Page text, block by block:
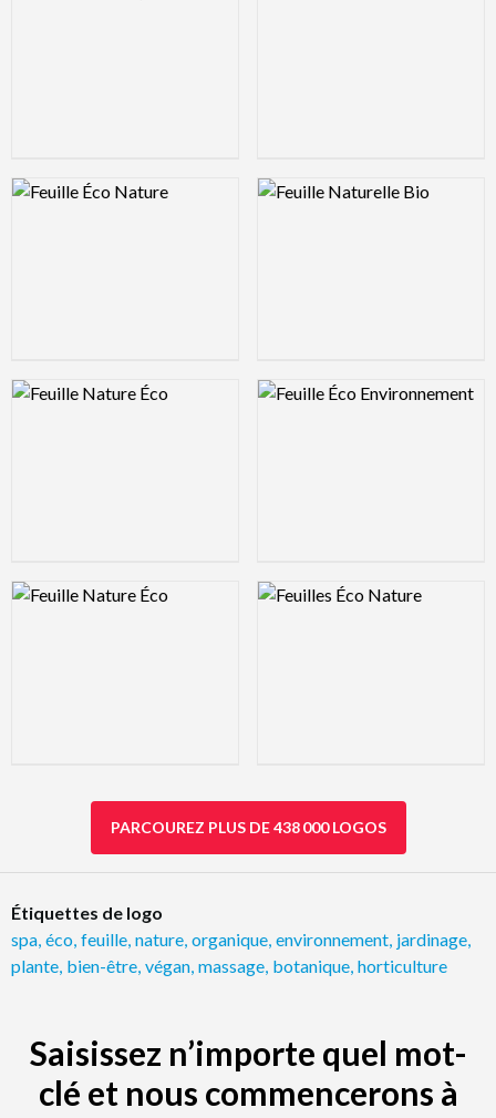
Logo Preview Image Logo Preview Image
Logo Preview Image Logo Preview Image
Logo Preview Image Logo Preview Image
PARCOUREZ PLUS DE 438 000 LOGOS
Étiquettes de logo
spa éco feuille nature organique environnement jardinage
plante bien-être végan massage botanique horticulture
Saisissez n’importe quel mot-
clé et nous commencerons à